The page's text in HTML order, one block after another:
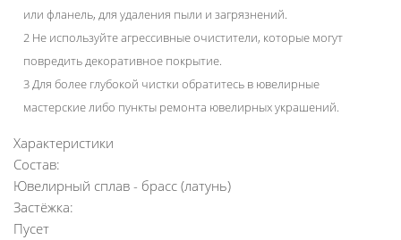
или фланель, для удаления пыли и загрязнений.
2 Не используйте агрессивные очистители, которые могут
повредить декоративное покрытие.
3 Для более глубокой чистки обратитесь в ювелирные
мастерские либо пункты ремонта ювелирных украшений.
Характеристики
Состав:
Ювелирный сплав - брасс (латунь)
Застёжка:
Пусет